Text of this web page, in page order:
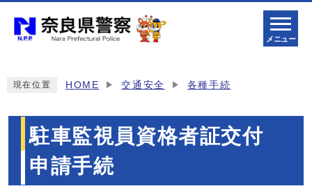
メニュー
現在位置 HOME 交通安全 各種手続
駐車監視員資格者証交付
申請手続